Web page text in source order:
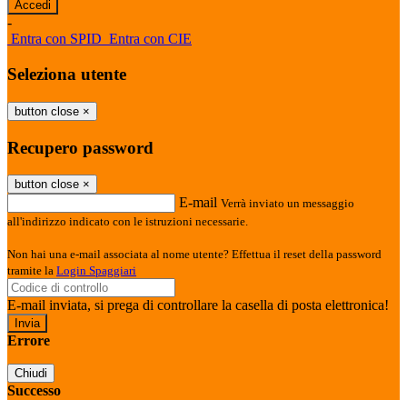
-
Entra con SPID Entra con CIE
Seleziona utente
button close ×
Recupero password
button close ×
E-mail Verrà inviato un messaggio
all'indirizzo indicato con le istruzioni necessarie.
Non hai una e-mail associata al nome utente? Effettua il reset della password
tramite la Login Spaggiari
E-mail inviata, si prega di controllare la casella di posta elettronica!
Errore
Chiudi
Successo